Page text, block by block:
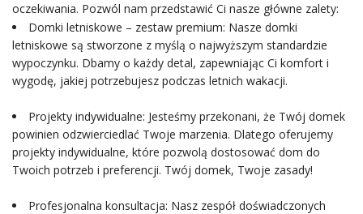
oczekiwania. Pozwól nam przedstawić Ci nasze główne zalety:
Domki letniskowe – zestaw premium: Nasze domki
letniskowe są stworzone z myślą o najwyższym standardzie
wypoczynku. Dbamy o każdy detal, zapewniając Ci komfort i
wygodę, jakiej potrzebujesz podczas letnich wakacji.
Projekty indywidualne: Jesteśmy przekonani, że Twój domek
powinien odzwierciedlać Twoje marzenia. Dlatego oferujemy
projekty indywidualne, które pozwolą dostosować dom do
Twoich potrzeb i preferencji. Twój domek, Twoje zasady!
Profesjonalna konsultacja: Nasz zespół doświadczonych